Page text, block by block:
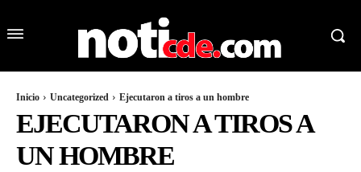
Inicio Uncategorized Ejecutaron a tiros a un hombre
EJECUTARON A TIROS A
UN HOMBRE